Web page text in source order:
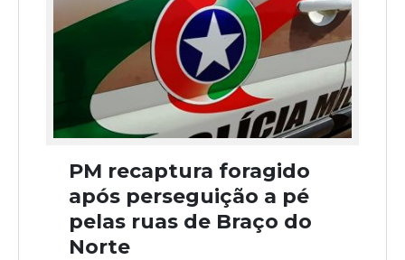
PM recaptura foragido
após perseguição a pé
pelas ruas de Braço do
Norte